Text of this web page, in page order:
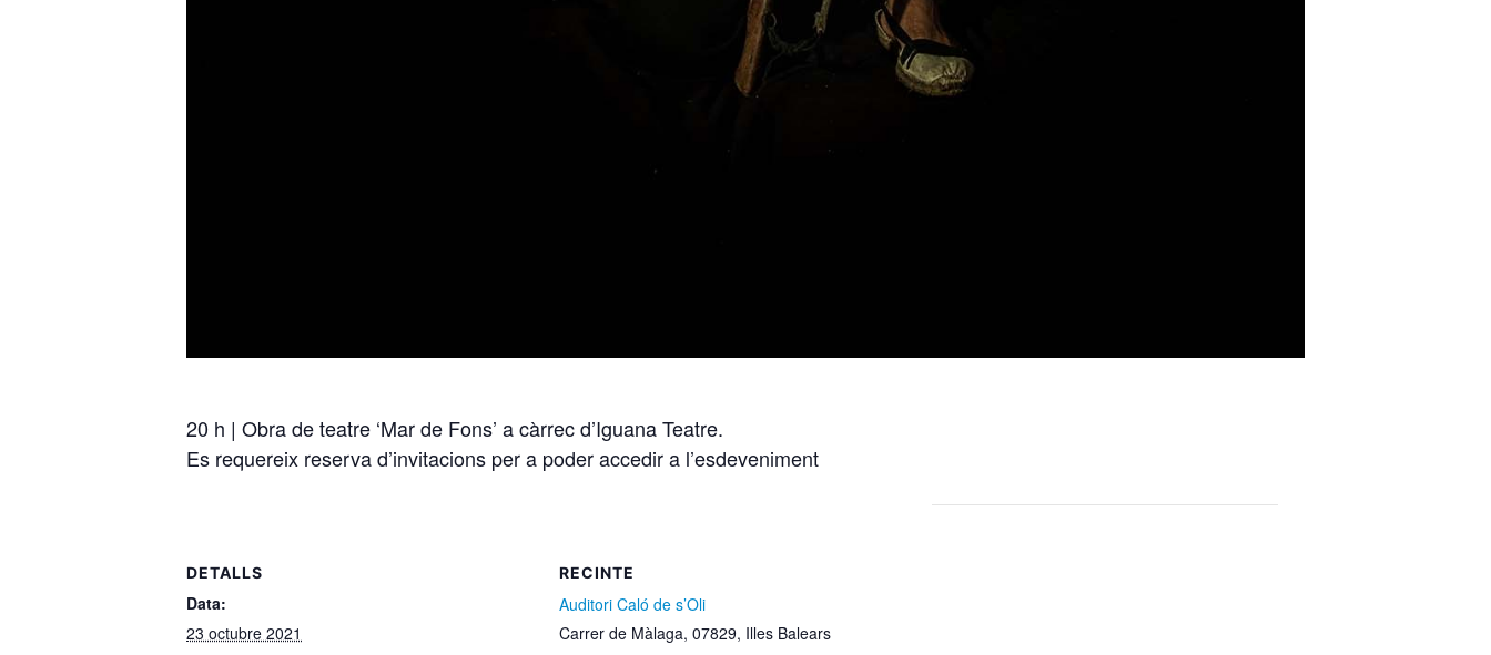
20 h | Obra de teatre ‘Mar de Fons’ a càrrec d’Iguana Teatre.
Es requereix reserva d’invitacions per a poder accedir a l’esdeveniment
DETALLS
Data:
23 octubre 2021
RECINTE
Auditori Caló de s’Oli
Carrer de Màlaga, 07829, Illes Balears